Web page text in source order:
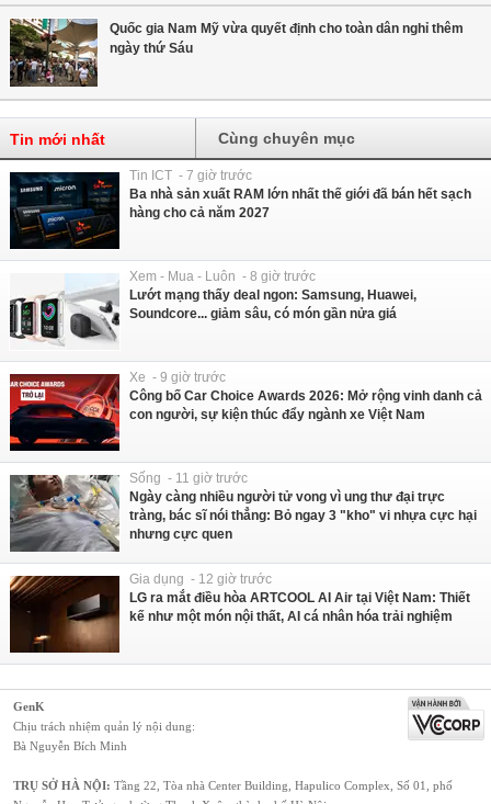
Quốc gia Nam Mỹ vừa quyết định cho toàn dân nghỉ thêm
ngày thứ Sáu
Tin mới nhất Cùng chuyên mục
Tin ICT - 7 giờ trước
Ba nhà sản xuất RAM lớn nhất thế giới đã bán hết sạch
hàng cho cả năm 2027
Xem - Mua - Luôn - 8 giờ trước
Lướt mạng thấy deal ngon: Samsung, Huawei,
Soundcore... giảm sâu, có món gần nửa giá
Xe - 9 giờ trước
Công bố Car Choice Awards 2026: Mở rộng vinh danh cả
con người, sự kiện thúc đẩy ngành xe Việt Nam
Sống - 11 giờ trước
Ngày càng nhiều người tử vong vì ung thư đại trực
tràng, bác sĩ nói thẳng: Bỏ ngay 3 "kho" vi nhựa cực hại
nhưng cực quen
Gia dụng - 12 giờ trước
LG ra mắt điều hòa ARTCOOL AI Air tại Việt Nam: Thiết
kế như một món nội thất, AI cá nhân hóa trải nghiệm
GenK
Chịu trách nhiệm quản lý nội dung:
Bà Nguyễn Bích Minh
TRỤ SỞ HÀ NỘI: Tầng 22, Tòa nhà Center Building, Hapulico Complex, Số 01, phố